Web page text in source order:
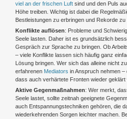
viel an der frischen Luft sind und den Puls
Höhe treiben. Wichtig ist dabei die
Bestleistungen zu erbringen und Rekorde zu
Konflikte auflösen: Probleme und
Seele lasten. Daher ist es grundsätzlich
Gespräch zur Sprache zu bringen. Ob
– viele Konflikte lassen sich häufig ganz
Lösung bringen. Wer sich das alleine nicht
erfahrenen Mediators in Anspruch nehmen –
dass auch verhärtete Fronten wieder geklärt
Aktive Gegenmaßnahmen: Wer merkt,
Seele lastet, sollte zeitnah geeignete
auch Entspannungstechniken gehören, die
wiederkehrenden Sorgen leichter machen.